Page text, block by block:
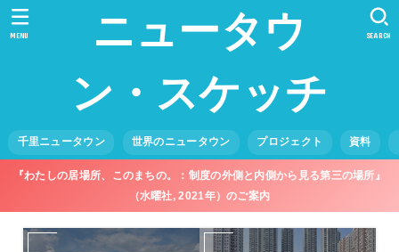
ニュータウ
ン・スケッチ
千里ニュータウン 世界のニュータウン プロジェクト 資料
SEARCH
MENU
『わたしの居場所、このまちの。：制度の外側と内側から見る第三の場所』
（水曜社, 2021年）のご案内